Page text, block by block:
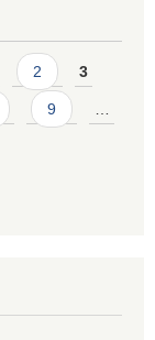
2 3
9 …